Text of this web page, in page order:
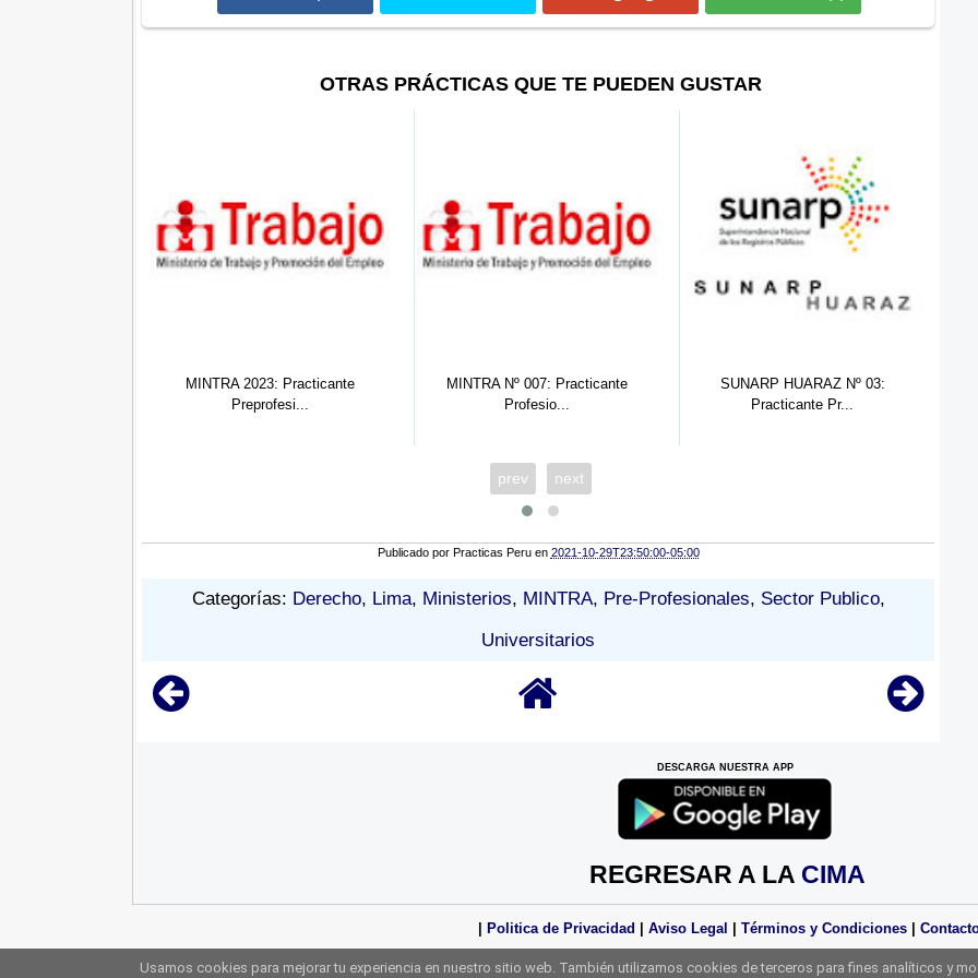
OTRAS PRÁCTICAS QUE TE PUEDEN GUSTAR
MINTRA Nº 007: Practicante
Profesio...
SUNARP HUARAZ Nº 03:
Practicante Pr...
SUNARP HUARAZ Nº 02:
Practicante De...
prev next
Publicado por Practicas Peru en 2021-10-29T23:50:00-05:00
Categorías: Derecho, Lima, Ministerios, MINTRA, Pre-Profesionales, Sector Publico,
Universitarios
DESCARGA NUESTRA APP
REGRESAR A LA CIMA
| Politica de Privacidad | Aviso Legal | Términos y Condiciones |
Derechos Reservados Practicas Perú 2025
Usamos cookies para mejorar tu experiencia en nuestro sitio web. También utilizamos cookies de terceros para fines analíticos y